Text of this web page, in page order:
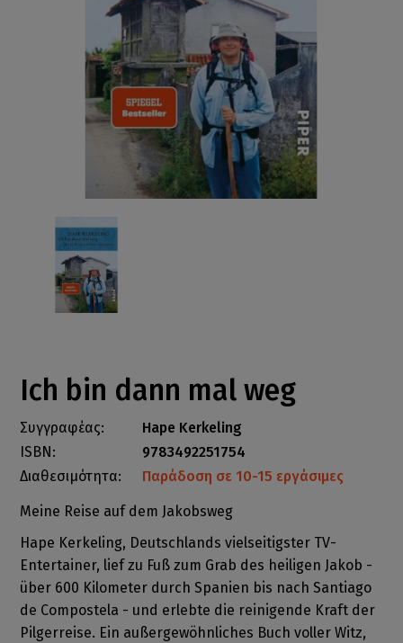
Ich bin dann mal weg
Συγγραφέας:
Hape Kerkeling
ISBN:
9783492251754
Διαθεσιμότητα:
Παράδοση σε 10-15 εργάσιμες
Meine Reise auf dem Jakobsweg
Hape Kerkeling, Deutschlands vielseitigster TV-
Entertainer, lief zu Fuß zum Grab des heiligen Jakob -
über 600 Kilometer durch Spanien bis nach Santiago
de Compostela - und erlebte die reinigende Kraft der
Pilgerreise. Ein außergewöhnliches Buch voller Witz,